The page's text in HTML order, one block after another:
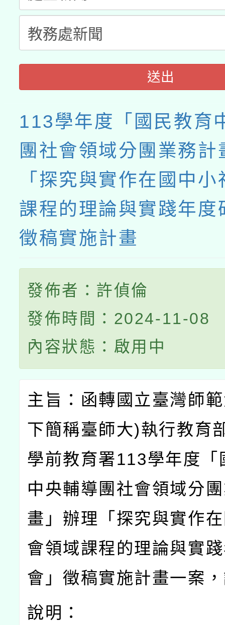
送出
113學年度「國民教育
團社會領域分團業務計
「探究與實作在國中
課程的理論與實踐年度
徵稿實施計畫
發佈者：許偵倫
發佈時間：2024-11-08
內容狀態：啟用中
主旨：函轉國立臺灣師
下簡稱臺師大)執行教育
學前教育署113學年度「
中央輔導團社會領域分
畫」辦理「探究與實作
會領域課程的理論與實
會」徵稿實施計畫一案
說明：